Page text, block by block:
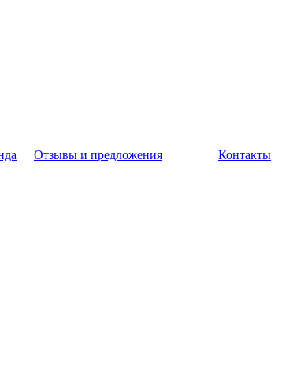
Отзывы и предложения
Контакты